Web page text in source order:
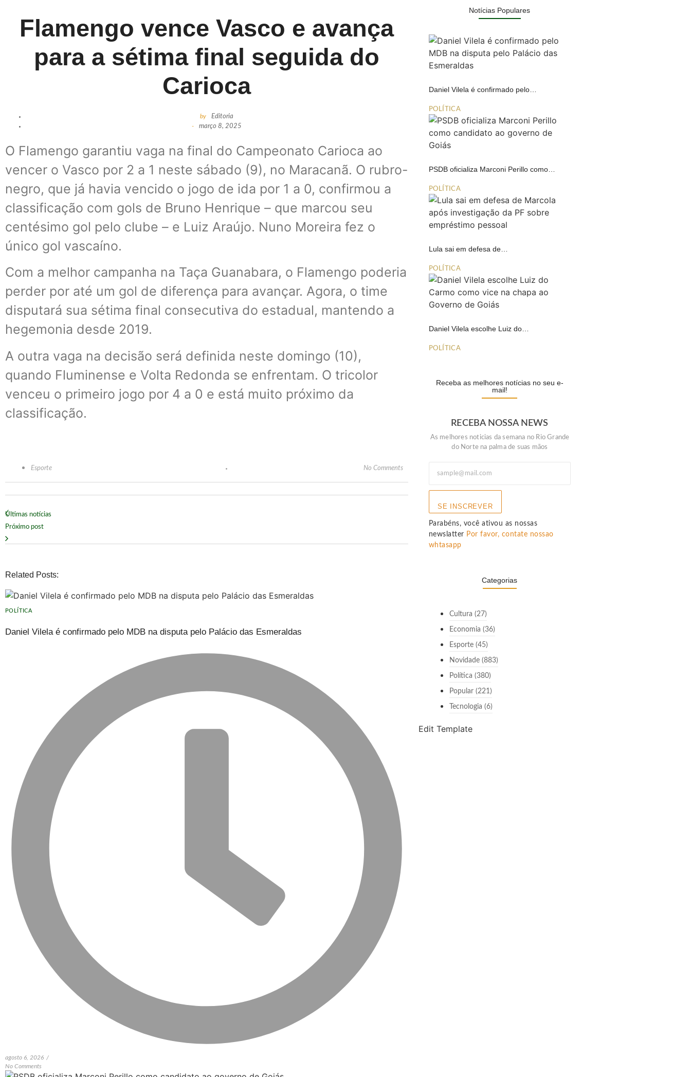
Flamengo vence Vasco e avança
para a sétima final seguida do
Carioca
by Editoria
- março 8, 2025
O Flamengo garantiu vaga na final do Campeonato Carioca ao
vencer o Vasco por 2 a 1 neste sábado (9), no Maracanã. O rubro-
negro, que já havia vencido o jogo de ida por 1 a 0, confirmou a
classificação com gols de Bruno Henrique – que marcou seu
centésimo gol pelo clube – e Luiz Araújo. Nuno Moreira fez o
único gol vascaíno.
Com a melhor campanha na Taça Guanabara, o Flamengo poderia
perder por até um gol de diferença para avançar. Agora, o time
disputará sua sétima final consecutiva do estadual, mantendo a
hegemonia desde 2019.
A outra vaga na decisão será definida neste domingo (10),
quando Fluminense e Volta Redonda se enfrentam. O tricolor
venceu o primeiro jogo por 4 a 0 e está muito próximo da
classificação.
Esporte No Comments
Últimas notícias
Próximo post
Related Posts:
POLÍTICA
Daniel Vilela é confirmado pelo MDB na disputa pelo Palácio das Esmeraldas
agosto 6, 2026 /
No Comments
Notícias Populares
Daniel Vilela é confirmado pelo…
POLÍTICA
PSDB oficializa Marconi Perillo como…
POLÍTICA
Lula sai em defesa de…
POLÍTICA
Daniel Vilela escolhe Luiz do…
POLÍTICA
Receba as melhores notícias no seu e-
mail!
RECEBA NOSSA NEWS
As melhores noticias da semana no Rio Grande
do Norte na palma de suas mãos
SE INSCREVER
Parabéns, você ativou as nossas
newslatter Por favor, contate nossao
whtasapp
Categorias
Cultura (27)
Economia (36)
Esporte(45)
Novidade(883)
Política (380)
Popular(221)
Tecnologia (6)
Edit Template